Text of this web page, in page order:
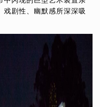
剧性、幽默感所深深吸